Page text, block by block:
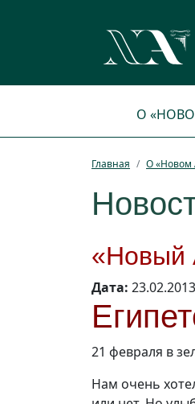
О
Главная О «Новом
«Новый
Дата: 23.02.2013
21 февраля в
Нам очень